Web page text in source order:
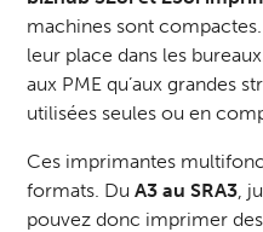
machines sont
leur place dans les
aux PME qu’aux grandes
utilisées seules ou en
Ces imprimantes
formats. DuA3 au SRA3 ,
pouvez donc imprimer